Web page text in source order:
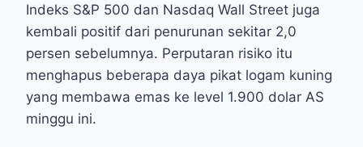
Indeks S&P 500 dan Nasdaq Wall Street juga
kembali positif dari penurunan sekitar 2,0
persen sebelumnya. Perputaran risiko itu
menghapus beberapa daya pikat logam kuning
yang membawa emas ke level 1.900 dolar AS
minggu ini.